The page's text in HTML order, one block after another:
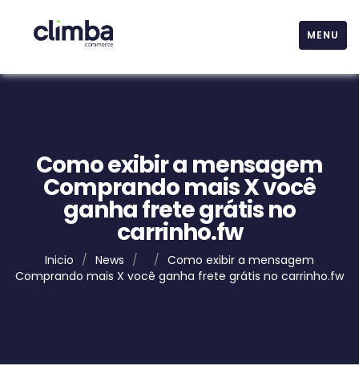
MENU
Como exibir a mensagem
Comprando mais X você
ganha frete grátis no
carrinho.fw
Inicio / News / / Como exibir a mensagem
Comprando mais X você ganha frete grátis no carrinho.fw